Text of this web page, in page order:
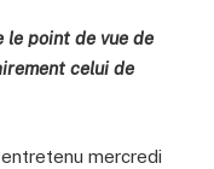
le point de vue de
celui de
mercredi